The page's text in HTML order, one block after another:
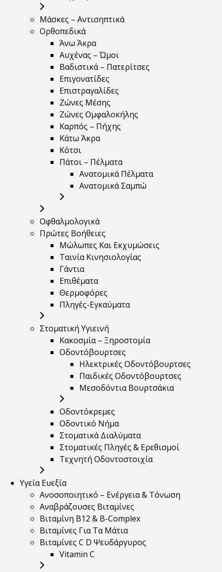
Μάσκες – Αντισηπτικά
Ορθοπεδικά
Άνω Άκρα
Αυχένας – Ώμοι
Βαδιστικά – Πατερίτσες
Επιγονατίδες
Επιστραγαλίδες
Ζώνες Μέσης
Ζώνες Ομφαλοκήλης
Καρπός – Πήχης
Κάτω Άκρα
Κότσι
Πάτοι – Πέλματα
Ανατομικά Πέλματα
Ανατομικά Σαμπώ
Οφθαλμολογικά
Πρώτες Βοήθειες
Μώλωπες Και Εκχυμώσεις
Ταινία Κινησιολογίας
Γάντια
Επιθέματα
Θερμοφόρες
Πληγές-Εγκαύματα
Στοματική Υγιεινή
Κακοσμία – Ξηροστομία
Οδοντόβουρτσες
Ηλεκτρικές Οδοντόβουρτσες
Παιδικές Οδοντόβουρτσες
Μεσοδόντια Βουρτσάκια
Οδοντόκρεμες
Οδοντικό Νήμα
Στοματικά Διαλύματα
Στοματικές Πληγές & Ερεθισμοί
Τεχνητή Οδοντοστοιχία
Υγεία Ευεξία
Ανοσοποιητικό – Ενέργεια & Τόνωση
Αναβράζουσες Βιταμίνες
Βιταμίνη B12 & Β-Complex
Βιταμίνες Για Τα Μάτια
Βιταμίνες C D Ψευδάργυρος
Vitamin C